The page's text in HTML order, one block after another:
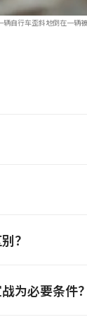
自行车歪斜地倒在一辆
？
为必要条件？